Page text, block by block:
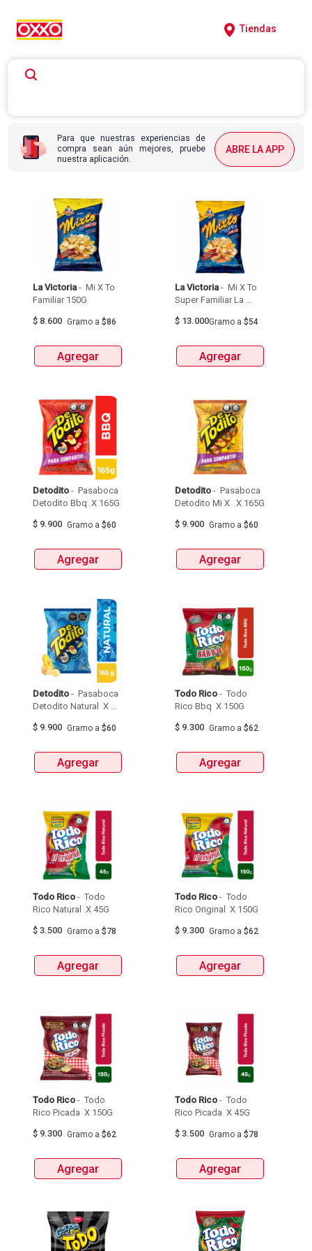
Tiendas
Para que nuestras experiencias de
compra sean aún mejores, pruebe
nuestra aplicación.
ABRE LA APP
La Victoria - Mi X To
$ 8.600 Gramo a $86
Agregar
La Victoria - Mi X To
Super Familiar La
$ 13.000Gramo a $54
Agregar
Detodito - Pasaboca
$ 9.900 Gramo a $60
Agregar
Detodito - Pasaboca
$ 9.900 Gramo a $60
Agregar
Detodito - Pasaboca
Detodito Natural  X
$ 9.900 Gramo a $60
Agregar
Todo Rico - Todo
$ 9.300 Gramo a $62
Agregar
Todo Rico - Todo
$ 3.500 Gramo a $78
Agregar
Todo Rico - Todo
$ 9.300 Gramo a $62
Agregar
Todo Rico - Todo
$ 9.300 Gramo a $62
Agregar
Todo Rico - Todo
$ 3.500 Gramo a $78
Agregar